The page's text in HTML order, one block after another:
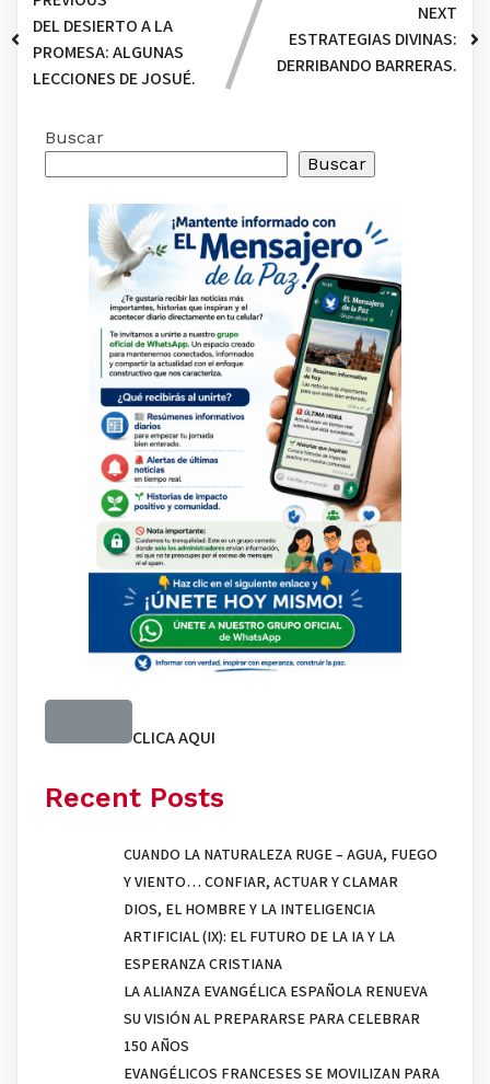
DEL DESIERTO A LA
PROMESA: ALGUNAS
LECCIONES DE JOSUÉ.
NEXT
ESTRATEGIAS DIVINAS:
DERRIBANDO BARRERAS.
Buscar
Buscar
CLICA AQUI
Recent Posts
CUANDO LA NATURALEZA RUGE – AGUA, FUEGO
Y VIENTO… CONFIAR, ACTUAR Y CLAMAR
DIOS, EL HOMBRE Y LA INTELIGENCIA
ARTIFICIAL (IX): EL FUTURO DE LA IA Y LA
ESPERANZA CRISTIANA
LA ALIANZA EVANGÉLICA ESPAÑOLA RENUEVA
SU VISIÓN AL PREPARARSE PARA CELEBRAR
150 AÑOS
EVANGÉLICOS FRANCESES SE MOVILIZAN PARA